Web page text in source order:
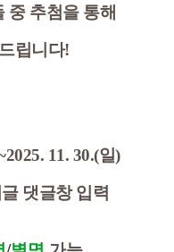
중 추첨을 통해
립니다!
11. 30.(일)
댓글창 입력